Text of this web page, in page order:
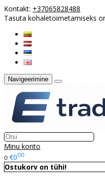
Kontakt: +37065828488
Tasuta kohaletoimetamiseks
Navigeerimine
Minu konto
0 €000
Ostukorv on tühi!